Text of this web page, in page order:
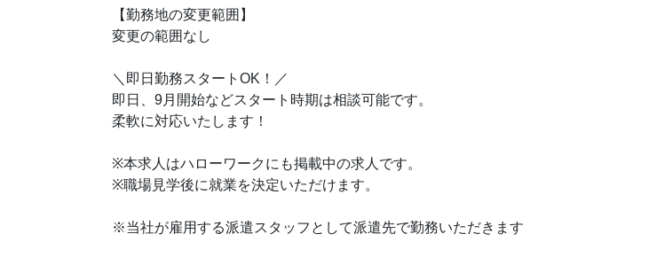
【勤務地の変更範囲】
変更の範囲なし
＼即日勤務スタートOK！／
即日、9月開始などスタート時期は相談可能です。
柔軟に対応いたします！
※本求人はハローワークにも掲載中の求人です。
※職場見学後に就業を決定いただけます。
※当社が雇用する派遣スタッフとして派遣先で勤務いただきます